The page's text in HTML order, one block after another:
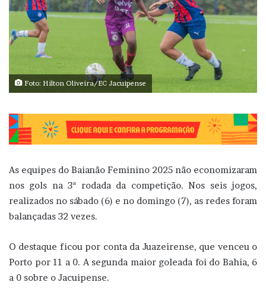
Foto: Hilton Oliveira/EC Jacuipense
As equipes do Baianão Feminino 2025 não economizaram
nos gols na 3ª rodada da competição. Nos seis jogos,
realizados no sábado (6) e no domingo (7), as redes foram
balançadas 32 vezes.
O destaque ficou por conta da Juazeirense, que venceu o
Porto por 11 a 0. A segunda maior goleada foi do Bahia, 6
a 0 sobre o Jacuipense.